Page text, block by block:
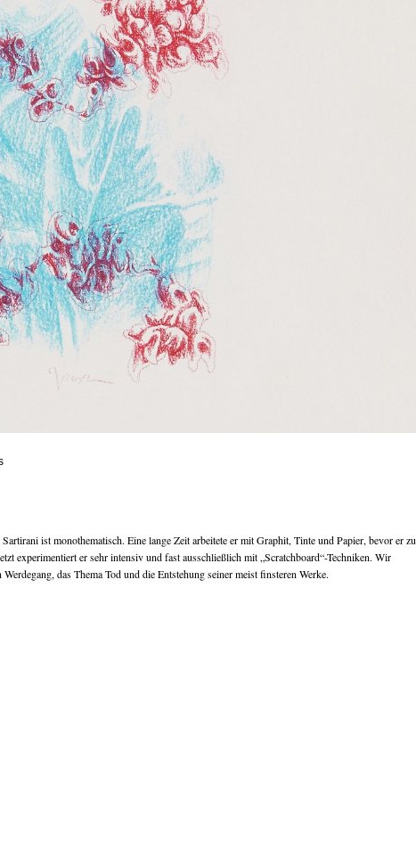
ist monothematisch. Eine lange Zeit arbeitete er mit Graphit, Tinte und Papier, bevor er zu
experimentiert er sehr intensiv und fast ausschließlich mit „Scratchboard“-Techniken. Wir
das Thema Tod und die Entstehung seiner meist finsteren Werke.